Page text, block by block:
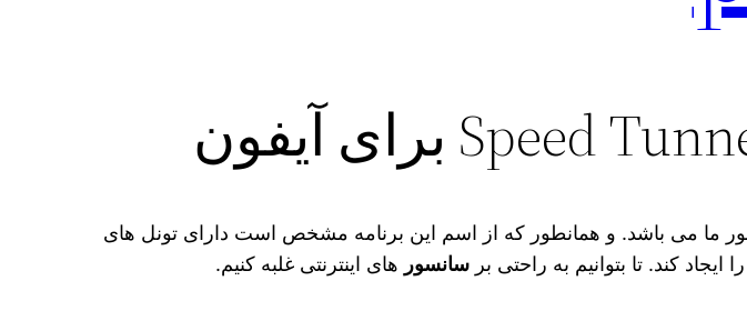
ما می‌ باشد. و همانطور که از اسم این برنامه مشخص است دارای تونل‌ های
کند. تا بتوانیم به راحتی برسانسور های اینترنتی غلبه کنیم.